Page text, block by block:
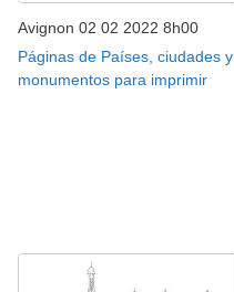
Avignon 02 02 2022 8h00
Páginas de Países, ciudades y
monumentos para imprimir